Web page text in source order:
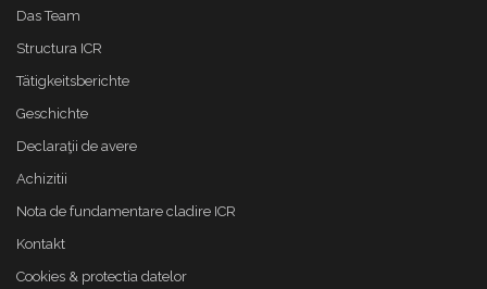
Das Team
Structura ICR
Tätigkeitsberichte
Geschichte
Declaraţii de avere
Achizitii
Nota de fundamentare cladire ICR
Kontakt
Cookies & protectia datelor